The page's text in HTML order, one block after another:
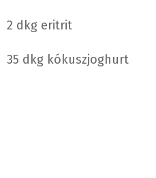
2 dkg eritrit
35 dkg kókuszjoghurt